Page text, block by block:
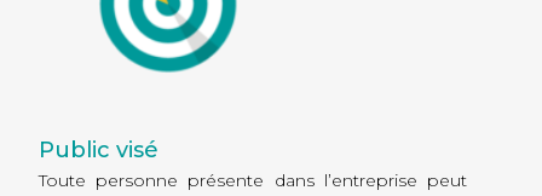
Public visé
Toute personne présente dans l’entreprise peut